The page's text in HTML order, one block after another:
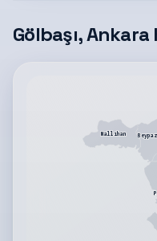
Gölbaşı,
Nallıhan